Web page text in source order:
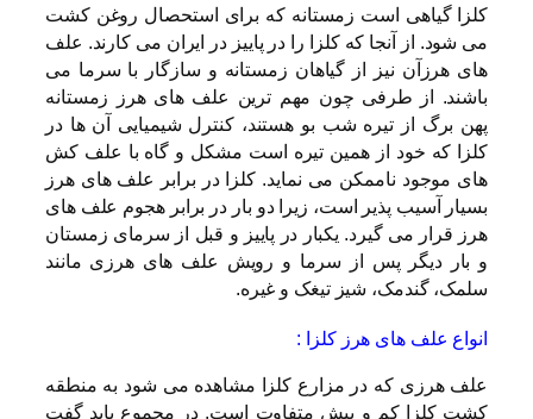
کلزا گیاهی است زمستانه که برای استحصال روغن کشت
می شود. از آنجا که کلزا را در پاییز در ایران می کارند. علف
های هرزآن نیز از گیاهان زمستانه و سازگار با سرما می
باشند. از طرفی چون مهم ترین علف های هرز زمستانه
پهن برگ از تیره شب بو هستند، کنترل شیمیایی آن ها در
کلزا که خود از همین تیره است مشکل و گاه با علف کش
های موجود ناممکن می نماید. کلزا در برابر علف های هرز
بسیار آسیب پذیر است، زیرا دو بار در برابر هجوم علف های
هرز قرار می گیرد. یکبار در پاییز و قبل از سرمای زمستان
و بار دیگر پس از سرما و رویش علف های هرزی مانند
سلمک، گندمک، شیز تیغک و غیره.
انواع علف های هرز کلزا :
علف هرزی که در مزارع کلزا مشاهده می شود به منطقه
کشت کلزا کم و بیش متفاوت است. در مجموع باید گفت